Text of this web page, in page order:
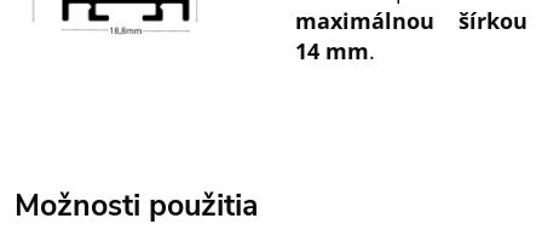
maximálnou šírkou
14 mm.
Možnosti použitia